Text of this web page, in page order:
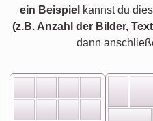
ein Beispiel kannst du
(z.B. Anzahl der Bilder,
dann